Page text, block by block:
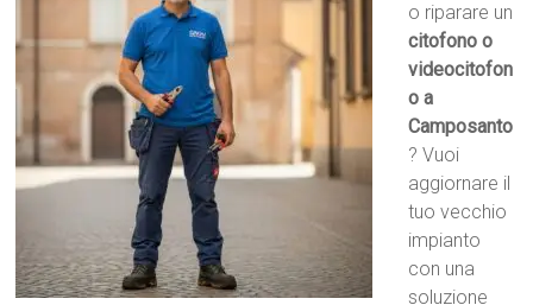
o riparare un
citofono o
videocitofon
o a
Camposanto
? Vuoi
aggiornare il
tuo vecchio
impianto
con una
soluzione